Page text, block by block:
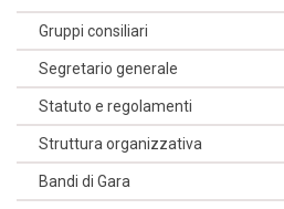
Gruppi consiliari
Segretario generale
Statuto e regolamenti
Struttura organizzativa
Bandi di Gara